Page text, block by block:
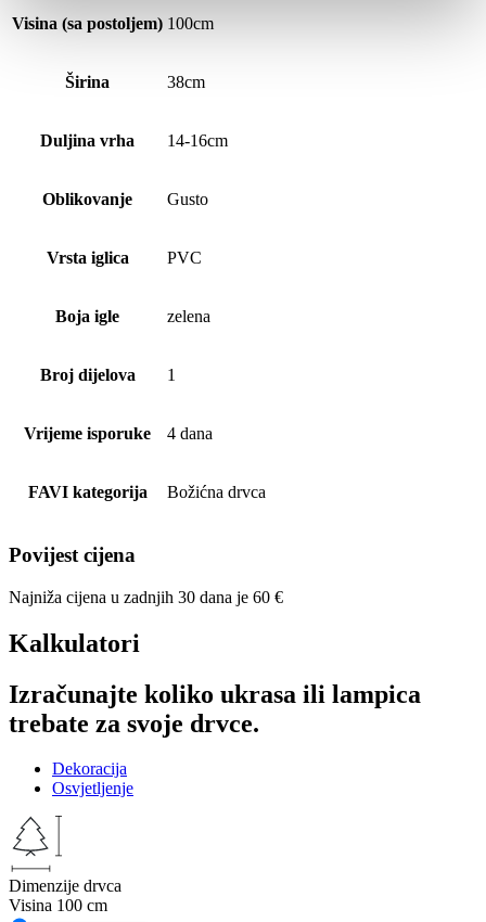
Visina (sa postoljem) 100cm
Širina 38cm
Duljina vrha 14-16cm
Oblikovanje Gusto
Vrsta iglica PVC
Boja igle zelena
Broj dijelova 1
Vrijeme isporuke 4 dana
FAVI kategorija Božićna drvca
Povijest cijena
Najniža cijena u zadnjih 30 dana je 60 €
Kalkulatori
Izračunajte koliko ukrasa ili lampica
trebate za svoje drvce.
Dekoracija
Osvjetljenje
Dimenzije drvca
Visina 100 cm